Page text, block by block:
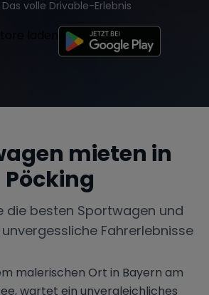
Das volle Drivable-Erlebnis
mieten in
Pöcking
die besten Sportwagen und
Fahrerlebnisse
malerischen Ort in Bayern am
wartet ein unvergleichliches